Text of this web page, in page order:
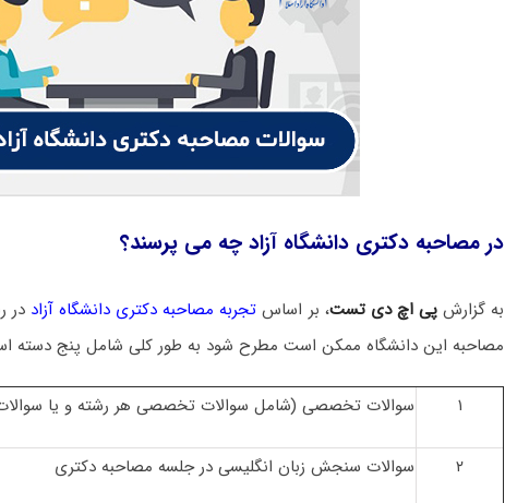
در مصاحبه دکتری دانشگاه آزاد چه می پرسند؟
به گزارش پی اچ دی تست، بر اساس تجربه مصاحبه دکتری دانشگاه آزاد در
مصاحبه این دانشگاه ممکن است مطرح شود به طور کلی شامل پنج دسته
۱ سوالات تخصصی (شامل سوالات تخصصی هر رشته و یا
۲ سوالات سنجش زبان انگلیسی در جلسه مصاحبه دکتری